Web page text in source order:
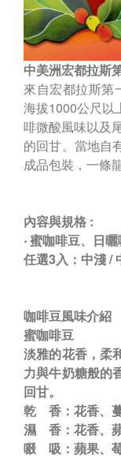
中美洲宏都拉斯
來自宏都拉斯第
海拔1000公尺以
啡微酸風味以及
的回甘。當地自
成品包裝，一條
內容與規格 :
‧ 蜜咖啡豆、日
任選3入：中淺 /
咖啡豆風味介紹
蜜咖啡豆
淡雅的花香，柔
力與牛奶糖般的
回甘。
乾 香：花香、
濕 香：花香、
啜 吸：蘋果、